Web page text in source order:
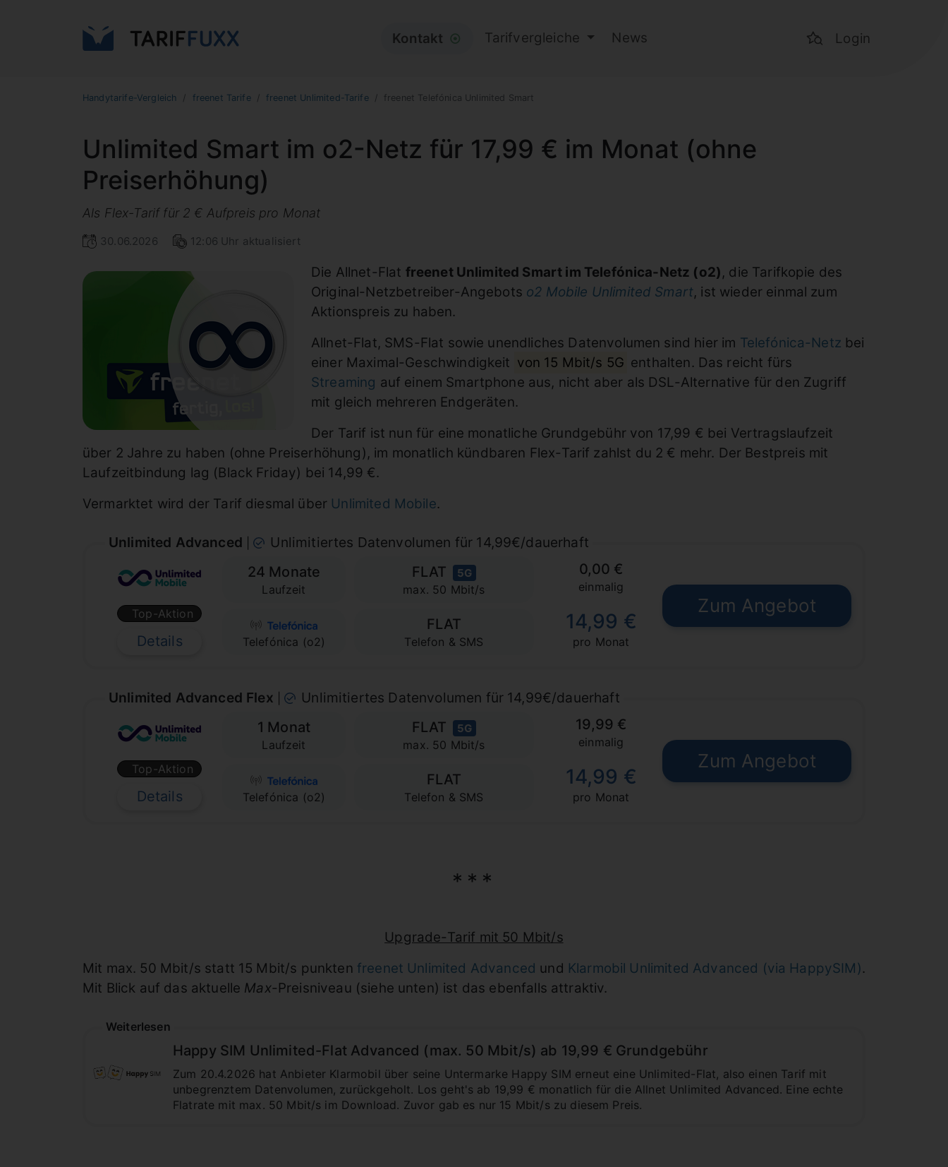
Kontakt ⦿ Tarifvergleiche News Login
Handytarife-Vergleich freenet Tarife freenet Unlimited-Tarife freenet Telefónica Unlimited Smart
Unlimited Smart im o2-Netz für 17,99 € im Monat (ohne
Preiserhöhung)
Als Flex-Tarif für 2 € Aufpreis pro Monat
30.06.2026 12:06 Uhr aktualisiert
Die Allnet-Flat freenet Unlimited Smart im Telefónica-Netz (o2), die Tarifkopie des
Original-Netzbetreiber-Angebots o2 Mobile Unlimited Smart, ist wieder einmal zum
Aktionspreis zu haben.
Allnet-Flat, SMS-Flat sowie unendliches Datenvolumen sind hier im Telefónica-Netz bei
einer Maximal-Geschwindigkeit von 15 Mbit/s 5G enthalten. Das reicht fürs
Streaming auf einem Smartphone aus, nicht aber als DSL-Alternative für den Zugriff
mit gleich mehreren Endgeräten.
Der Tarif ist nun für eine monatliche Grundgebühr von 17,99 € bei Vertragslaufzeit
über 2 Jahre zu haben (ohne Preiserhöhung), im monatlich kündbaren Flex-Tarif zahlst du 2 € mehr. Der Bestpreis mit
Laufzeitbindung lag (Black Friday) bei 14,99 €.
Vermarktet wird der Tarif diesmal über Unlimited Mobile.
Unlimited Advanced Unlimitiertes Datenvolumen für 14,99€/dauerhaft
Top-Aktion
Details
24 Monate
Laufzeit
Telefónica (o2)
FLAT 5G
max. 50 Mbit/s
FLAT
Telefon & SMS
0,00 €
einmalig
14,99 €
pro Monat
Zum Angebot
Unlimited Advanced Flex Unlimitiertes Datenvolumen für 14,99€/dauerhaft
Top-Aktion
Details
1 Monat
Laufzeit
Telefónica (o2)
FLAT 5G
max. 50 Mbit/s
FLAT
Telefon & SMS
19,99 €
einmalig
14,99 €
pro Monat
Zum Angebot
Upgrade-Tarif mit 50 Mbit/s
Mit max. 50 Mbit/s statt 15 Mbit/s punkten freenet Unlimited Advanced und Klarmobil Unlimited Advanced (via HappySIM).
Mit Blick auf das aktuelle Max-Preisniveau (siehe unten) ist das ebenfalls attraktiv.
Weiterlesen
Happy SIM Unlimited-Flat Advanced (max. 50 Mbit/s) ab 19,99 € Grundgebühr
Zum 20.4.2026 hat Anbieter Klarmobil über seine Untermarke Happy SIM erneut eine Unlimited-Flat, also einen Tarif mit
unbegrenztem Datenvolumen, zurückgeholt. Los geht's ab 19,99 € monatlich für die Allnet Unlimited Advanced. Eine echte
Flatrate mit max. 50 Mbit/s im Download. Zuvor gab es nur 15 Mbit/s zu diesem Preis.